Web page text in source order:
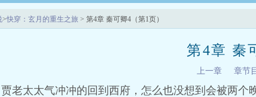
>快穿：玄月的重生之旅 > 第4章 秦可卿4（第1页）
第4章 秦
上一章 章节
贾老太太气冲冲的回到西府，怎么也没想到会被两